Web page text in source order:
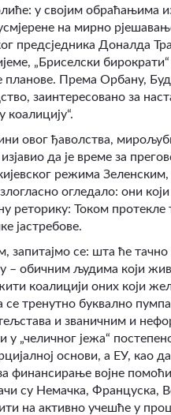
у својим обраћањима
на мирно
предсједника Доналда
„Бриселски
планове. Према Орбану,
заинтересовано за
коалицију“.
овог ђаволства,
да је време за
режима Зеленским,
огледало: они
реторику: Током
јастребове.
запитајмо се: шта ће
– обичним људима који
коалицији оних који
се тренутно буквално
и званичним и
у „челичног јежа“
основи, а ЕУ, као
финансирање војне
су Немачка, Француска,
на активно учешће у